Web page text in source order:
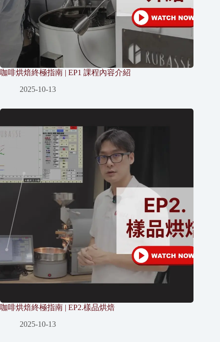
咖啡烘焙終極指南 | EP1 課程內容介紹
2025-10-13
咖啡烘焙終極指南 | EP2.樣品烘焙
2025-10-13